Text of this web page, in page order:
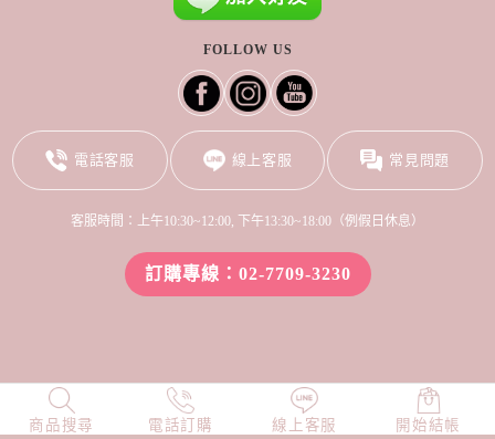
商品搜尋 電話訂購 線上客服 開始結帳
NEW 店長精選 TOP100 小編穿搭
FOLLOW US
電話客服 線上客服 常見問題
客服時間：上午10:30~12:00, 下午13:30~18:00（例假日休息）
訂購專線：02-7709-3230